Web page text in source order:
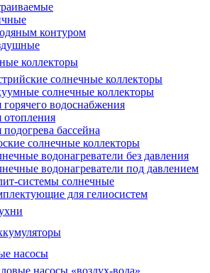
контуром
коллекторы
солнечные коллекторы
солнечные коллекторы
горячего водоснабжения
отопления
подогрева бассейна
солнечные коллекторы
водонагреватели без давления
водонагреватели под давлением
системы солнечные
для гелиосистем
насосы
насосы «воздух-вода»